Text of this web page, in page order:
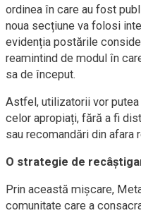
ordinea în care au fost
noua secțiune va folosi
evidenția postările
reamintind de modul în
sa de început.
Astfel, utilizatorii vor
celor apropiați, fără a fi
sau recomandări din afara
O strategie de
Prin această mișcare,
comunitate care a